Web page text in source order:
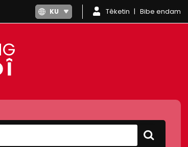
KU Têketin Bibe endam